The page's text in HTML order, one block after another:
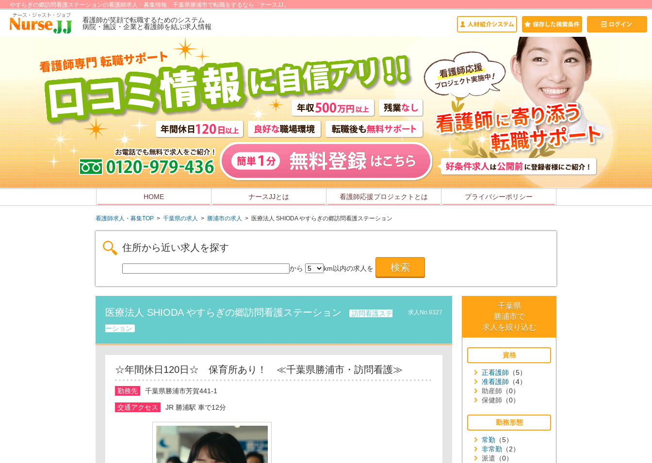
やすらぎの郷訪問看護ステーションの看護師求人・募集情報、千葉県勝浦市で転職をするなら「ナースJJ」
看護師が笑顔で転職するためのシステム
病院・施設・企業と看護師を結ぶ求人情報
HOME ナースJJとは 看護師応援プロジェクトとは プライバシーポリシー
看護師求人・募集TOP > 千葉県の求人 > 勝浦市の求人 > 医療法人 SHIODA やすらぎの郷訪問看護ステーション
住所から近い求人を探す
から km以内の求人を
千葉県
勝浦市で
求人を絞り込む
資格
正看護師 （5）
准看護師 （4）
助産師 （0）
保健師 （0）
勤務形態
常勤 （5）
非常勤 （2）
派遣 （0）
医療法人 SHIODA やすらぎの郷訪問看護ステーション
訪問看護ステ
ーション
求人No.9327
☆年間休日120日☆ 保育所あり！ ≪千葉県勝浦市・訪問看護≫
勤務先 千葉県勝浦市芳賀441-1
交通アクセス JR 勝浦駅 車で12分